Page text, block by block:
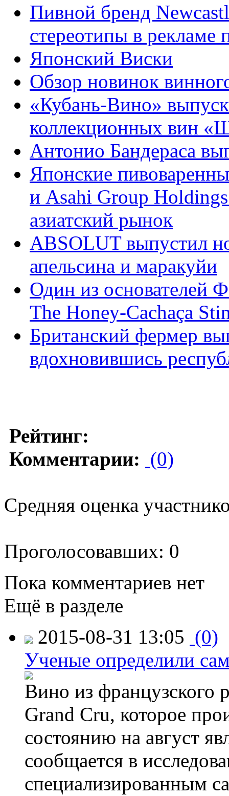
Пивной бренд
стереотипы в рекламе
Японский Виски
Обзор новинок
«Кубань-Вино»
коллекционных вин
Антонио Бандераса
Японские
и Asahi Group
азиатский рынок
ABSOLUT выпустил
апельсина и маракуйи
Один из основателей
The Honey-Cachaça
Британский фермер
вдохновившись
Рейтинг:
Комментарии: (0)
Средняя оценка
Проголосовавших: 0
Пока комментариев нет
Ещё в разделе
2015-08-31 13:05 (0)
Ученые определили
Вино из французского
Grand Cru, которое
состоянию на август
сообщается в
специализированным